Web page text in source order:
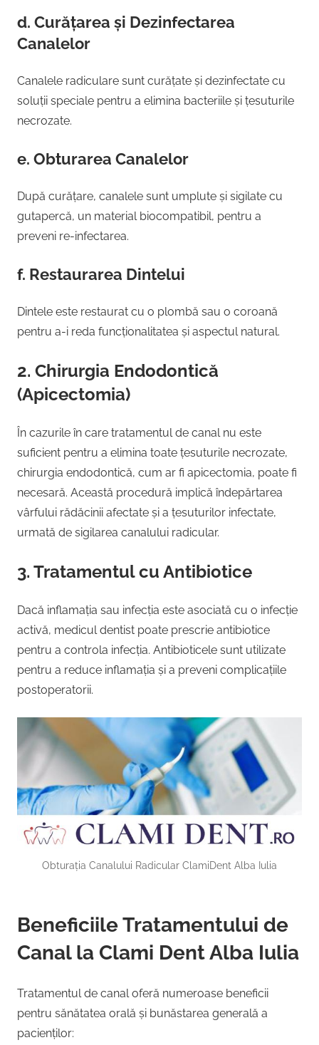
d. Curățarea și Dezinfectarea
Canalelor
Canalele radiculare sunt curățate și dezinfectate cu
soluții speciale pentru a elimina bacteriile și țesuturile
necrozate.
e. Obturarea Canalelor
După curățare, canalele sunt umplute și sigilate cu
gutapercă, un material biocompatibil, pentru a
preveni re-infectarea.
f. Restaurarea Dintelui
Dintele este restaurat cu o plombă sau o coroană
pentru a-i reda funcționalitatea și aspectul natural.
2. Chirurgia Endodontică
(Apicectomia)
În cazurile în care tratamentul de canal nu este
suficient pentru a elimina toate țesuturile necrozate,
chirurgia endodontică, cum ar fi apicectomia, poate fi
necesară. Această procedură implică îndepărtarea
vârfului rădăcinii afectate și a țesuturilor infectate,
urmată de sigilarea canalului radicular.
3. Tratamentul cu Antibiotice
Dacă inflamația sau infecția este asociată cu o infecție
activă, medicul dentist poate prescrie antibiotice
pentru a controla infecția. Antibioticele sunt utilizate
pentru a reduce inflamația și a preveni complicațiile
postoperatorii.
Obturația Canalului Radicular ClamiDent Alba Iulia
Beneficiile Tratamentului de
Canal la Clami Dent Alba Iulia
Tratamentul de canal oferă numeroase beneficii
pentru sănătatea orală și bunăstarea generală a
pacienților: